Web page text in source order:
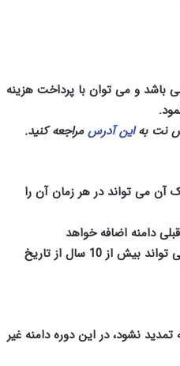
باشد و می توان با پرداخت هزینه
.
نت بهاین آدرسمراجعه کنید.
آن می تواند در هر زمان آن را
دامنه اضافه خواهد
تواند بیش از10 سال از تاریخ
تمدید نشود، در این دوره دامنه غیر